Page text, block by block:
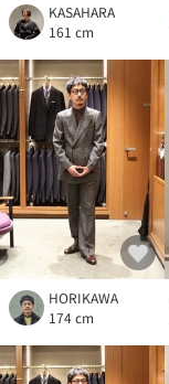
KASAHARA
161 cm
HORIKAWA
174 cm